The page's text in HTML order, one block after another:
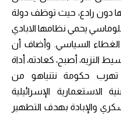
دون رادع، حيث توظف دولة
يحمي نظامها الابادي
الغطاء السياسي. وأضاف أن
النزيه، أصبح، كعادته، أداة
تهرب حكومة نتنياهو من
الاستعمارية الإسرائيلية
والإبادة بهدف التطهير